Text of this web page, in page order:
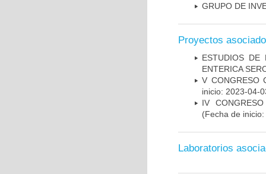
GRUPO DE
Proyectos
ESTUDIOS DE
ENTERICA
V CONGRESO
inicio: 2023-04-
IV
(Fecha de
Laboratorios